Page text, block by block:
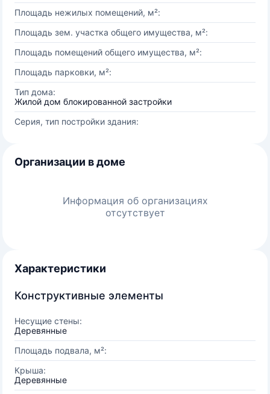
Площадь нежилых помещений, м²:
Площадь зем. участка общего имущества, м²:
Площадь помещений общего имущества, м²:
Площадь парковки, м²:
Тип дома:
Жилой дом блокированной застройки
Серия, тип постройки здания:
Организации в доме
Информация об организациях
отсутствует
Характеристики
Конструктивные элементы
Несущие стены:
Деревянные
Площадь подвала, м²:
Крыша:
Деревянные